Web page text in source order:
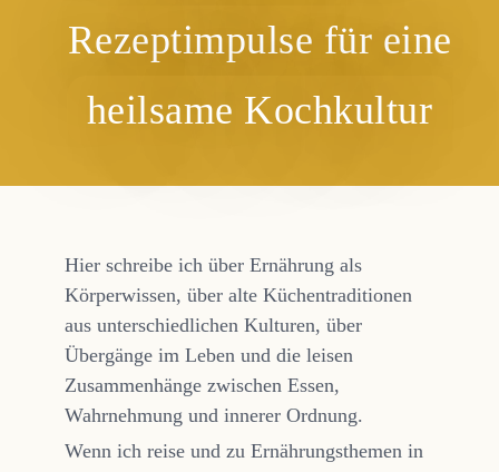
Rezeptimpulse für eine
heilsame Kochkultur
Hier schreibe ich über Ernährung als
Körperwissen, über alte Küchentraditionen
aus unterschiedlichen Kulturen, über
Übergänge im Leben und die leisen
Zusammenhänge zwischen Essen,
Wahrnehmung und innerer Ordnung.
Wenn ich reise und zu Ernährungsthemen in